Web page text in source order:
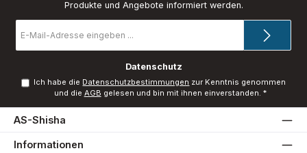
Produkte und Angebote informiert werden.
Mail-
*
Datenschutz
Ich habe die Datenschutzbestimmungen zur Kenntnis genommen
und die AGB gelesen und bin mit ihnen einverstanden. *
AS-Shisha
Informationen